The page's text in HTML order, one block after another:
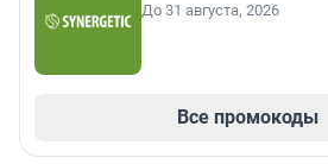
До 31 августа, 2026
Все промокоды